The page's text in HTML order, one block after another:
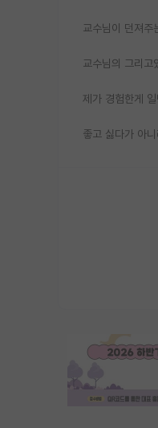
교수님이 던져
교수님의 그리
제가 경험한게
좋고 싫다가 아